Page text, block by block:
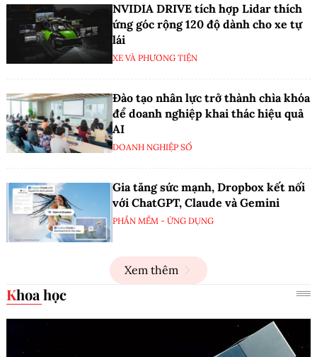
NVIDIA DRIVE tích hợp Lidar thích
ứng góc rộng 120 độ dành cho xe tự
lái
XE VÀ PHƯƠNG TIỆN
Đào tạo nhân lực trở thành chìa khóa
để doanh nghiệp khai thác hiệu quả
AI
DOANH NGHIỆP SỐ
Gia tăng sức mạnh, Dropbox kết nối
với ChatGPT, Claude và Gemini
PHẦN MỀM - ỨNG DỤNG
Xem thêm
Khoa học